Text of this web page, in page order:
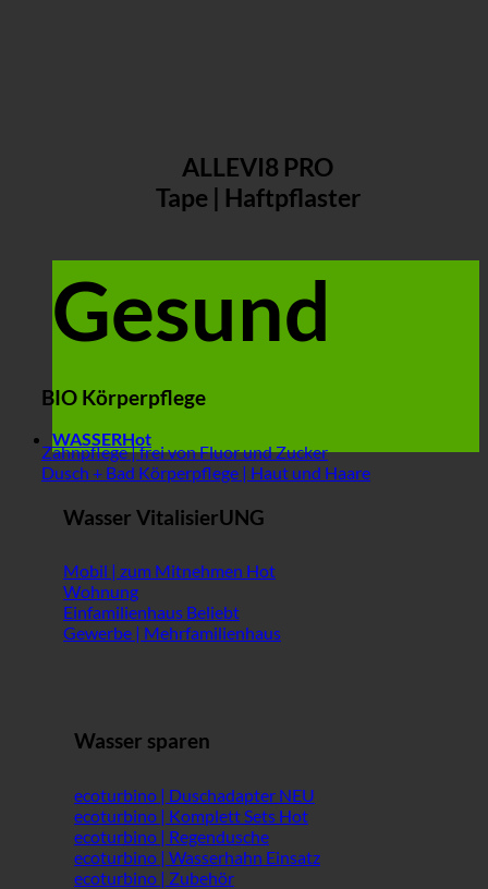
ALLEVI8 PRO
Tape | Haftpflaster
Gesund
BIO Körperpflege
Zahnpflege | frei von Fluor und Zucker
Dusch + Bad Körperpflege | Haut und Haare
WASSER
Wasser VitalisierUNG
Mobil | zum Mitnehmen
Wohnung
Einfamilienhaus
Gewerbe | Mehrfamilienhaus
Wasser sparen
ecoturbino | Duschadapter
ecoturbino | Komplett Sets
ecoturbino | Regendusche
ecoturbino | Wasserhahn Einsatz
ecoturbino | Zubehör